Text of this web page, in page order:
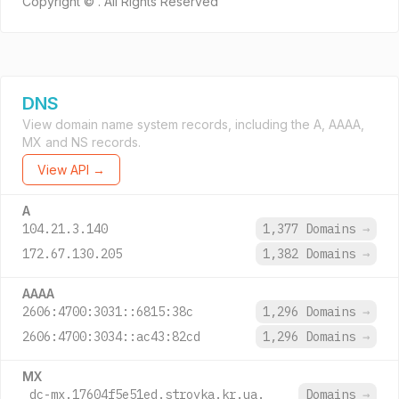
DNS
View domain name system records, including the A, AAAA,
MX and NS records.
View API →
A
104.21.3.140 1,377 Domains →
172.67.130.205
1,382 Domains →
AAAA
2606:4700:3031::6815:38c 1,296 Domains →
2606:4700:3034::ac43:82cd
1,296 Domains →
MX
_dc-mx.17604f5e51ed.stroyka.kr.ua. Domains →